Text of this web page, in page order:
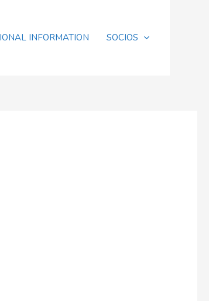
INFORMATION SOCIOS